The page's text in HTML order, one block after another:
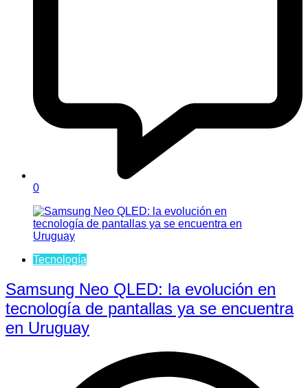
0
Tecnología
Samsung Neo QLED: la evolución en
tecnología de pantallas ya se encuentra
en Uruguay